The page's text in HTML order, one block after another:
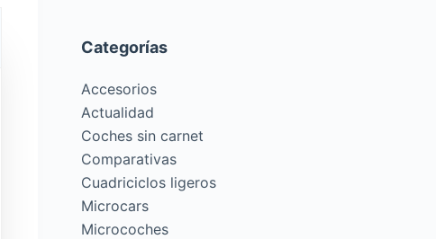
Categorías
Accesorios
Actualidad
Coches sin carnet
Comparativas
Cuadriciclos ligeros
Microcars
Microcoches